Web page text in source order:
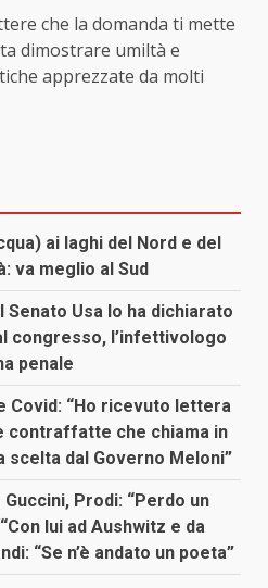
che la domanda ti mette
dimostrare umiltà e
apprezzate da molti
ai laghi del Nord e del
va meglio al Sud
Senato Usa lo ha dichiarato
congresso, l’infettivologo
penale
Covid: “Ho ricevuto lettera
contraffatte che chiama in
scelta dal Governo Meloni”
Prodi: “Perdo un
lui ad Aushwitz e da
“Se n’è andato un poeta”